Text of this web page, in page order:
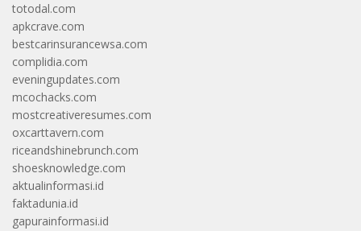
totodal.com
apkcrave.com
bestcarinsurancewsa.com
complidia.com
eveningupdates.com
mcochacks.com
mostcreativeresumes.com
oxcarttavern.com
riceandshinebrunch.com
shoesknowledge.com
aktualinformasi.id
faktadunia.id
gapurainformasi.id